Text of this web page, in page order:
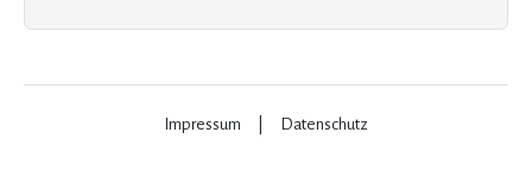
Impressum Datenschutz